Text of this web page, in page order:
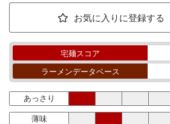
お気に入りに登録する
宅麺スコア
ラーメンデータベース
あっさり
薄味